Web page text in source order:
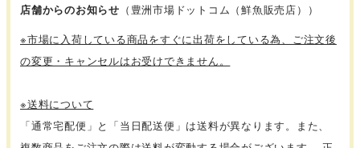
店舗からのお知らせ （豊洲市場ドットコム（鮮魚販売店））
※市場に入荷している商品をすぐに出荷をしている為、ご注文後
の変更・キャンセルはお受けできません。
※送料について
「通常宅配便」と「当日配送便」は送料が異なります。また、